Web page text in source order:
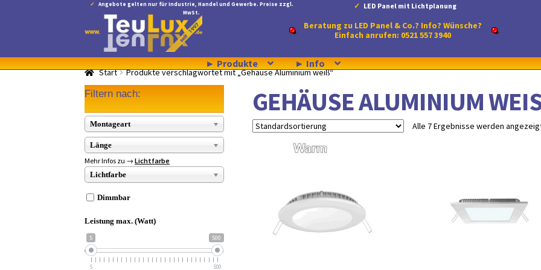
Angebote gelten nur für Industrie, Handel und Gewerbe. Preise zzgl.
MwSt.
LED Panel mit Lichtplanung
Navigation
springen
Inhalt
springen
Beratung zu LED Panel & Co.? Info? Wünsche?
Einfach anrufen: 0521 557 3940
► Produkte ► Info
Start Produkte verschlagwortet mit „Gehäuse Aluminium weiß“
GEHÄUSE ALUMINIUM
Alle 7 Ergebnisse werden
Filtern nach:
Montageart
Länge
Mehr Infos zu →Lichtfarbe
Lichtfarbe
Dimmbar
Leistung max. (Watt)
5 500
5 500